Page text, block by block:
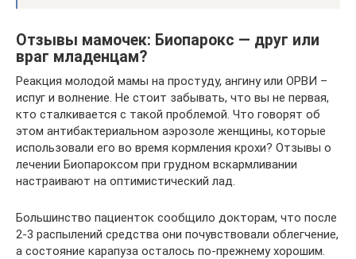
Отзывы мамочек: Биопарокс — друг или
враг младенцам?
Реакция молодой мамы на простуду, ангину или ОРВИ –
испуг и волнение. Не стоит забывать, что вы не первая,
кто сталкивается с такой проблемой. Что говорят об
этом антибактериальном аэрозоле женщины, которые
использовали его во время кормления крохи? Отзывы о
лечении Биопароксом при грудном вскармливании
настраивают на оптимистический лад.
Большинство пациенток сообщило докторам, что после
2-3 распылений средства они почувствовали облегчение,
а состояние карапуза осталось по-прежнему хорошим.